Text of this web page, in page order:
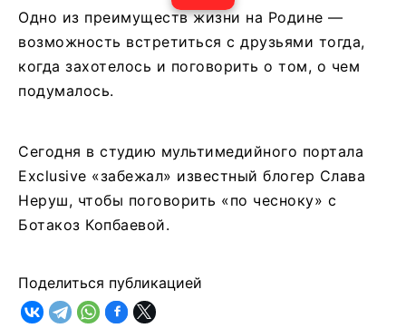
Одно из преимуществ жизни на Родине —
возможность встретиться с друзьями тогда,
когда захотелось и поговорить о том, о чем
подумалось.
Сегодня в студию мультимедийного портала
Exclusive «забежал» известный блогер Слава
Неруш, чтобы поговорить «по чесноку» с
Ботакоз Копбаевой.
Поделиться публикацией